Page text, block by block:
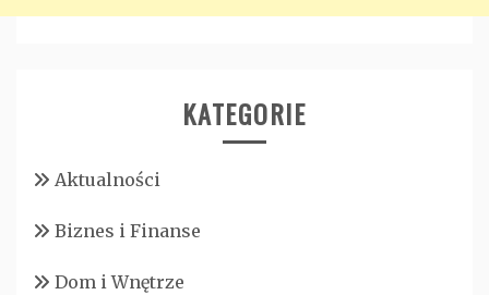
KATEGORIE
Aktualności
Biznes i Finanse
Dom i Wnętrze